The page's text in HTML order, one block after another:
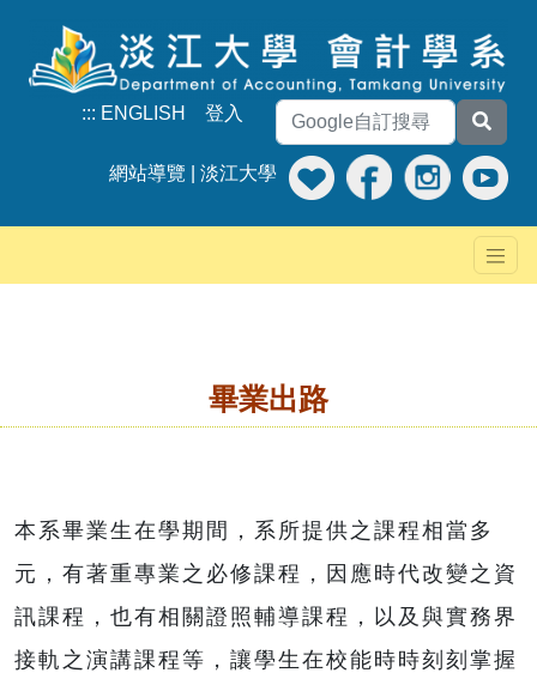
::: ENGLISH 登入
網站導覽 淡江大學
畢業出路
本系畢業生在學期間，系所提供之課程相當多
元，有著重專業之必修課程，因應時代改變之資
訊課程，也有相關證照輔導課程，以及與實務界
接軌之演講課程等，讓學生在校能時時刻刻掌握